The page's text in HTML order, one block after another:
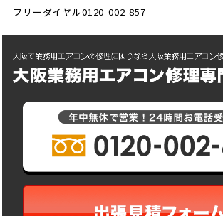
フリーダイヤル0120-002-857